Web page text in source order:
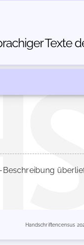
Texte
Handschriftencensus